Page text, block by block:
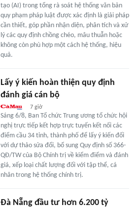
tạo (AI) trong tổng rà soát hệ thống văn bản
quy phạm pháp luật được xác định là giải pháp
cần thiết, góp phần nhận diện, phân tích và xử
lý các quy định chồng chéo, mâu thuẫn hoặc
không còn phù hợp một cách hệ thống, hiệu
quả.
Lấy ý kiến hoàn thiện quy định
đánh giá cán bộ
7 giờ
Sáng 6/8, Ban Tổ chức Trung ương tổ chức hội
nghị trực tiếp kết hợp trực tuyến kết nối các
điểm cầu 34 tỉnh, thành phố để lấy ý kiến đối
với dự thảo sửa đổi, bổ sung Quy định số 366-
QĐ/TW của Bộ Chính trị về kiểm điểm và đánh
giá, xếp loại chất lượng đối với tập thể, cá
nhân trong hệ thống chính trị.
Đà Nẵng đầu tư hơn 6.200 tỷ